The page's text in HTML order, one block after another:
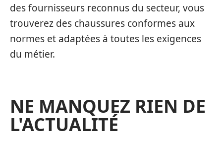
des fournisseurs reconnus du secteur, vous
trouverez des chaussures conformes aux
normes et adaptées à toutes les exigences
du métier.
NE MANQUEZ RIEN DE
L'ACTUALITÉ